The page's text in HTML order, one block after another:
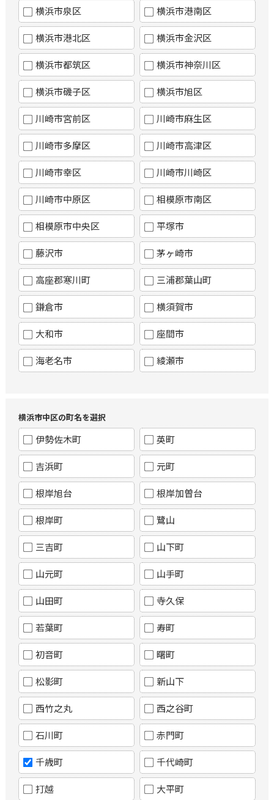
横浜市泉区 横浜市港南区
横浜市港北区 横浜市金沢区
横浜市都筑区 横浜市神奈川区
横浜市磯子区 横浜市旭区
川崎市宮前区 川崎市麻生区
川崎市多摩区 川崎市高津区
川崎市幸区 川崎市川崎区
川崎市中原区 相模原市南区
相模原市中央区 平塚市
藤沢市 茅ヶ崎市
高座郡寒川町 三浦郡葉山町
鎌倉市 横須賀市
大和市 座間市
海老名市 綾瀬市
横浜市中区の町名を選択
伊勢佐木町 英町
吉浜町 元町
根岸旭台 根岸加曽台
根岸町 鷺山
三吉町 山下町
山元町 山手町
山田町 寺久保
若葉町 寿町
初音町 曙町
松影町 新山下
西竹之丸 西之谷町
石川町 赤門町
千歳町 千代崎町
打越 大平町